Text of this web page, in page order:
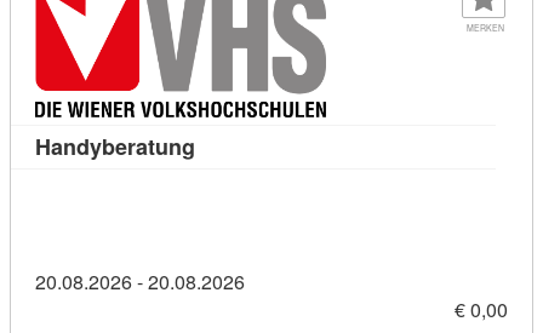
MERKEN
Handyberatung
20.08.2026 - 20.08.2026
€ 0,00